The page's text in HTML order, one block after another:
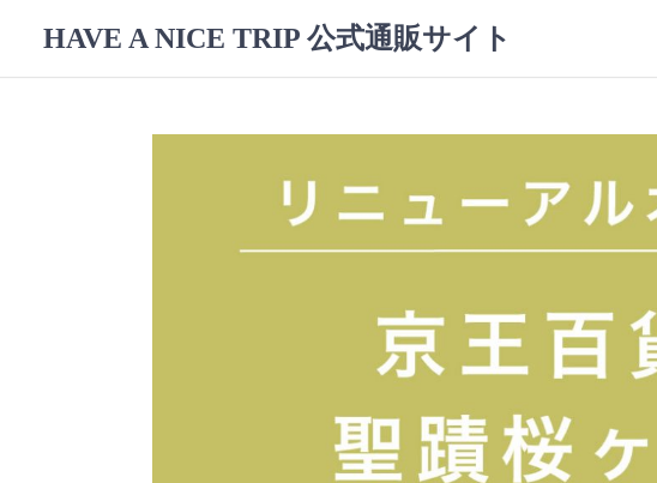
HAVE A NICE TRIP 公式通販サイト